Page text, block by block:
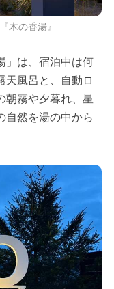
木の香湯』
」は、宿泊中は何
天風呂と、自動ロ
朝霧や夕暮れ、星
自然を湯の中から